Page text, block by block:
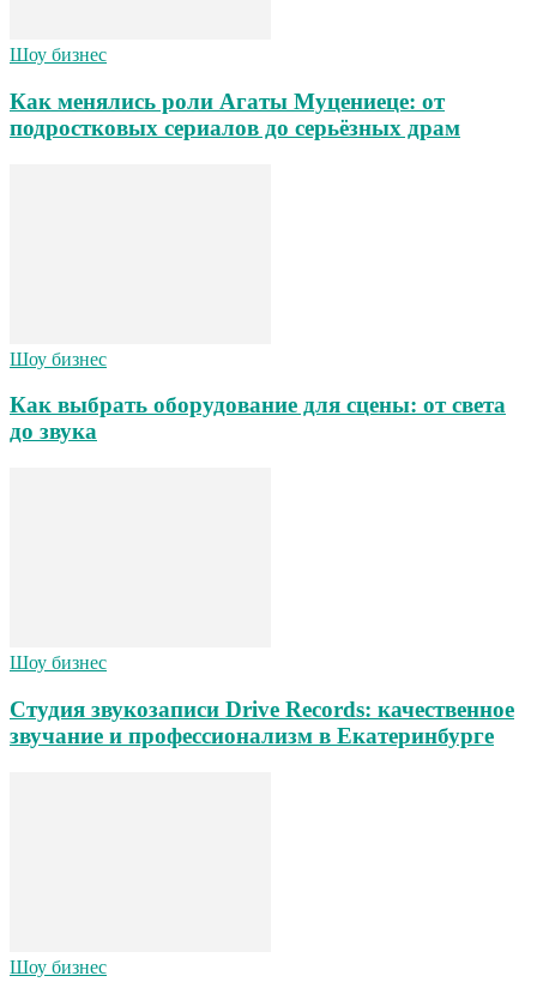
Шоу бизнес
Как менялись роли Агаты Муцениеце: от
подростковых сериалов до серьёзных драм
Шоу бизнес
Как выбрать оборудование для сцены: от света
до звука
Шоу бизнес
Студия звукозаписи Drive Records: качественное
звучание и профессионализм в Екатеринбурге
Шоу бизнес